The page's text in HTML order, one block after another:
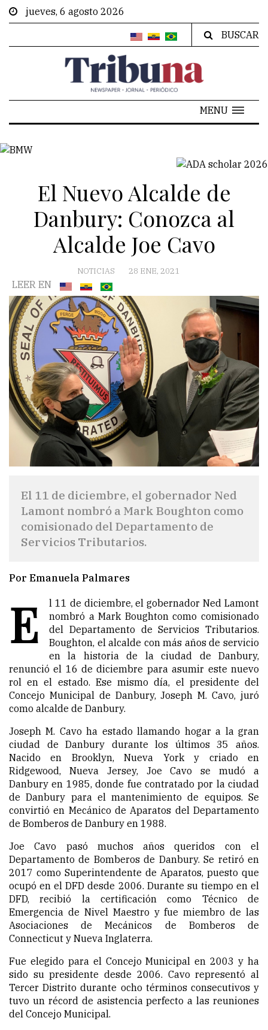
jueves, 6 agosto 2026
BUSCAR
MENU
El Nuevo Alcalde de
Danbury: Conozca al
Alcalde Joe Cavo
NOTICIAS 28 ENE, 2021
LEER EN
El 11 de diciembre, el gobernador Ned
Lamont nombró a Mark Boughton como
comisionado del Departamento de
Servicios Tributarios.
Por Emanuela Palmares
E
l 11 de diciembre, el gobernador Ned Lamont
nombró a Mark Boughton como comisionado
del Departamento de Servicios Tributarios.
Boughton, el alcalde con más años de servicio
en la historia de la ciudad de Danbury,
renunció el 16 de diciembre para asumir este nuevo
rol en el estado. Ese mismo día, el presidente del
Concejo Municipal de Danbury, Joseph M. Cavo, juró
como alcalde de Danbury.
Joseph M. Cavo ha estado llamando hogar a la gran
ciudad de Danbury durante los últimos 35 años.
Nacido en Brooklyn, Nueva York y criado en
Ridgewood, Nueva Jersey, Joe Cavo se mudó a
Danbury en 1985, donde fue contratado por la ciudad
de Danbury para el mantenimiento de equipos. Se
convirtió en Mecánico de Aparatos del Departamento
de Bomberos de Danbury en 1988.
Joe Cavo pasó muchos años queridos con el
Departamento de Bomberos de Danbury. Se retiró en
2017 como Superintendente de Aparatos, puesto que
ocupó en el DFD desde 2006. Durante su tiempo en el
DFD, recibió la certificación como Técnico de
Emergencia de Nivel Maestro y fue miembro de las
Asociaciones de Mecánicos de Bomberos de
Connecticut y Nueva Inglaterra.
Fue elegido para el Concejo Municipal en 2003 y ha
sido su presidente desde 2006. Cavo representó al
Tercer Distrito durante ocho términos consecutivos y
tuvo un récord de asistencia perfecto a las reuniones
del Concejo Municipal.